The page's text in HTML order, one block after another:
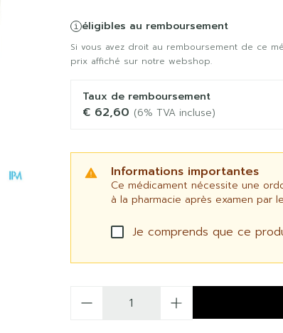
éligibles au remboursement
Si vous avez droit au remboursement de ce
prix affiché sur notre webshop.
Taux de remboursement
€ 62,60 (6% TVA incluse)
Informations importantes
Ce médicament nécessite une
à la pharmacie après examen par
Je comprends que ce